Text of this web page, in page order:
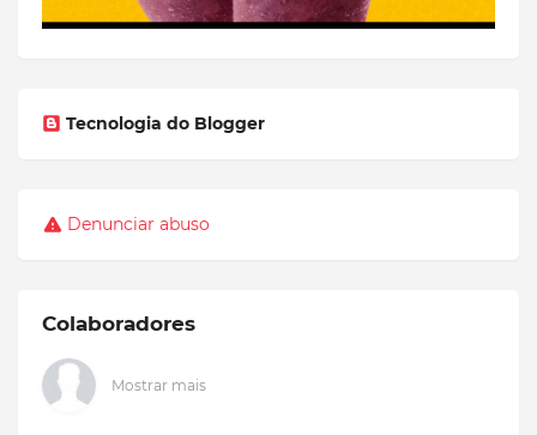
Tecnologia do Blogger
Denunciar abuso
Colaboradores
Mostrar mais